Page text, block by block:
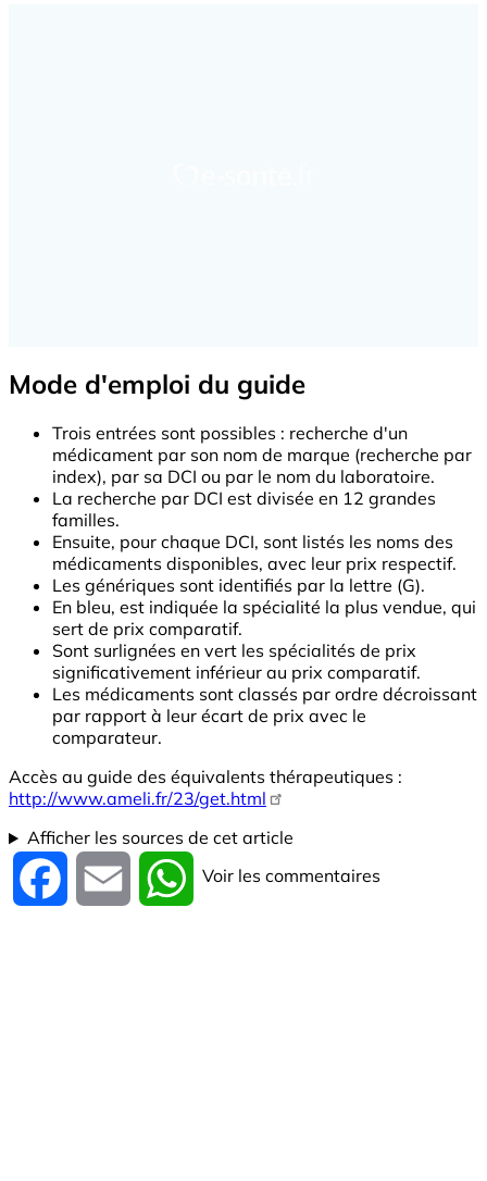
Mode d'emploi du guide
Trois entrées sont possibles : recherche d'un
médicament par son nom de marque (recherche par
index), par sa DCI ou par le nom du laboratoire.
La recherche par DCI est divisée en 12 grandes
familles.
Ensuite, pour chaque DCI, sont listés les noms des
médicaments disponibles, avec leur prix respectif.
Les génériques sont identifiés par la lettre (G).
En bleu, est indiquée la spécialité la plus vendue, qui
sert de prix comparatif.
Sont surlignées en vert les spécialités de prix
significativement inférieur au prix comparatif.
Les médicaments sont classés par ordre décroissant
par rapport à leur écart de prix avec le
comparateur.
Accès au guide des équivalents thérapeutiques :
http://www.ameli.fr/23/get.html
Afficher les sources de cet article
Facebook Email WhatsApp
Voir les commentaires